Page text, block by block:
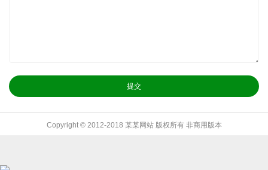
Copyright © 2012-2018 某某网站 版权所有 非商用版本